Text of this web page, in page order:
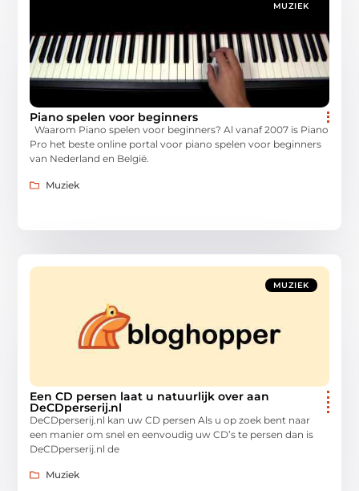
MUZIEK
Piano spelen voor beginners
Waarom Piano spelen voor beginners? Al vanaf 2007 is Piano
Pro het beste online portal voor piano spelen voor beginners
van Nederland en België.
Muziek
MUZIEK
Een CD persen laat u natuurlijk over aan
DeCDperserij.nl
DeCDperserij.nl kan uw CD persen Als u op zoek bent naar
een manier om snel en eenvoudig uw CD’s te persen dan is
DeCDperserij.nl de
Muziek